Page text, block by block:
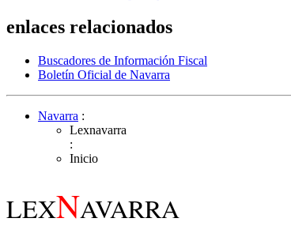
enlaces relacionados
Buscadores de Información Fiscal
Boletín Oficial de Navarra
Navarra :
Lexnavarra
:
Inicio
LEXNAVARRA